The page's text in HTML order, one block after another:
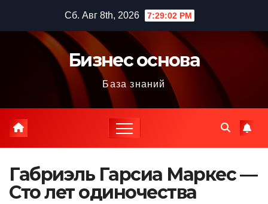
содержимому
Сб. Авг 8th, 2026 7:29:03 PM
Бизнес основа
База знаний
Габриэль Гарсиа Маркес —
Сто лет одиночества